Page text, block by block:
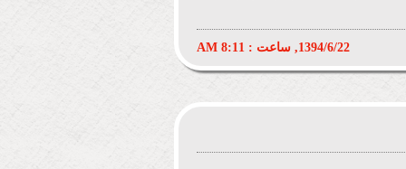
1394/6/22, ساعت : 8:11 AM